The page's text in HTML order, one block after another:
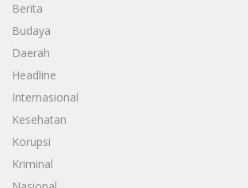
Berita
Budaya
Daerah
Headline
Internasional
Kesehatan
Korupsi
Kriminal